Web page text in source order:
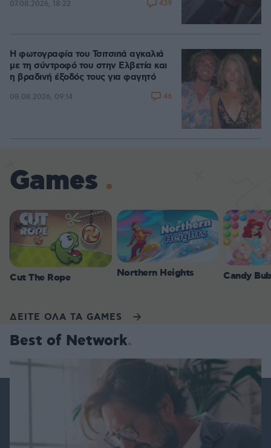
07.08.2026, 18:22 439
Η φωτογραφία του Τσιτσιπά αγκαλιά
με τη σύντροφό του στην Ελβετία και
η βραδινή έξοδός τους για φαγητό
08.08.2026, 09:14 46
Games
Cut The Rope Northern Heights Candy
ΔΕΙΤΕ ΟΛΑ ΤΑ GAMES
Best of Network